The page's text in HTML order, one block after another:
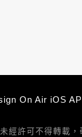
On Air iOS
許可不得轉載，